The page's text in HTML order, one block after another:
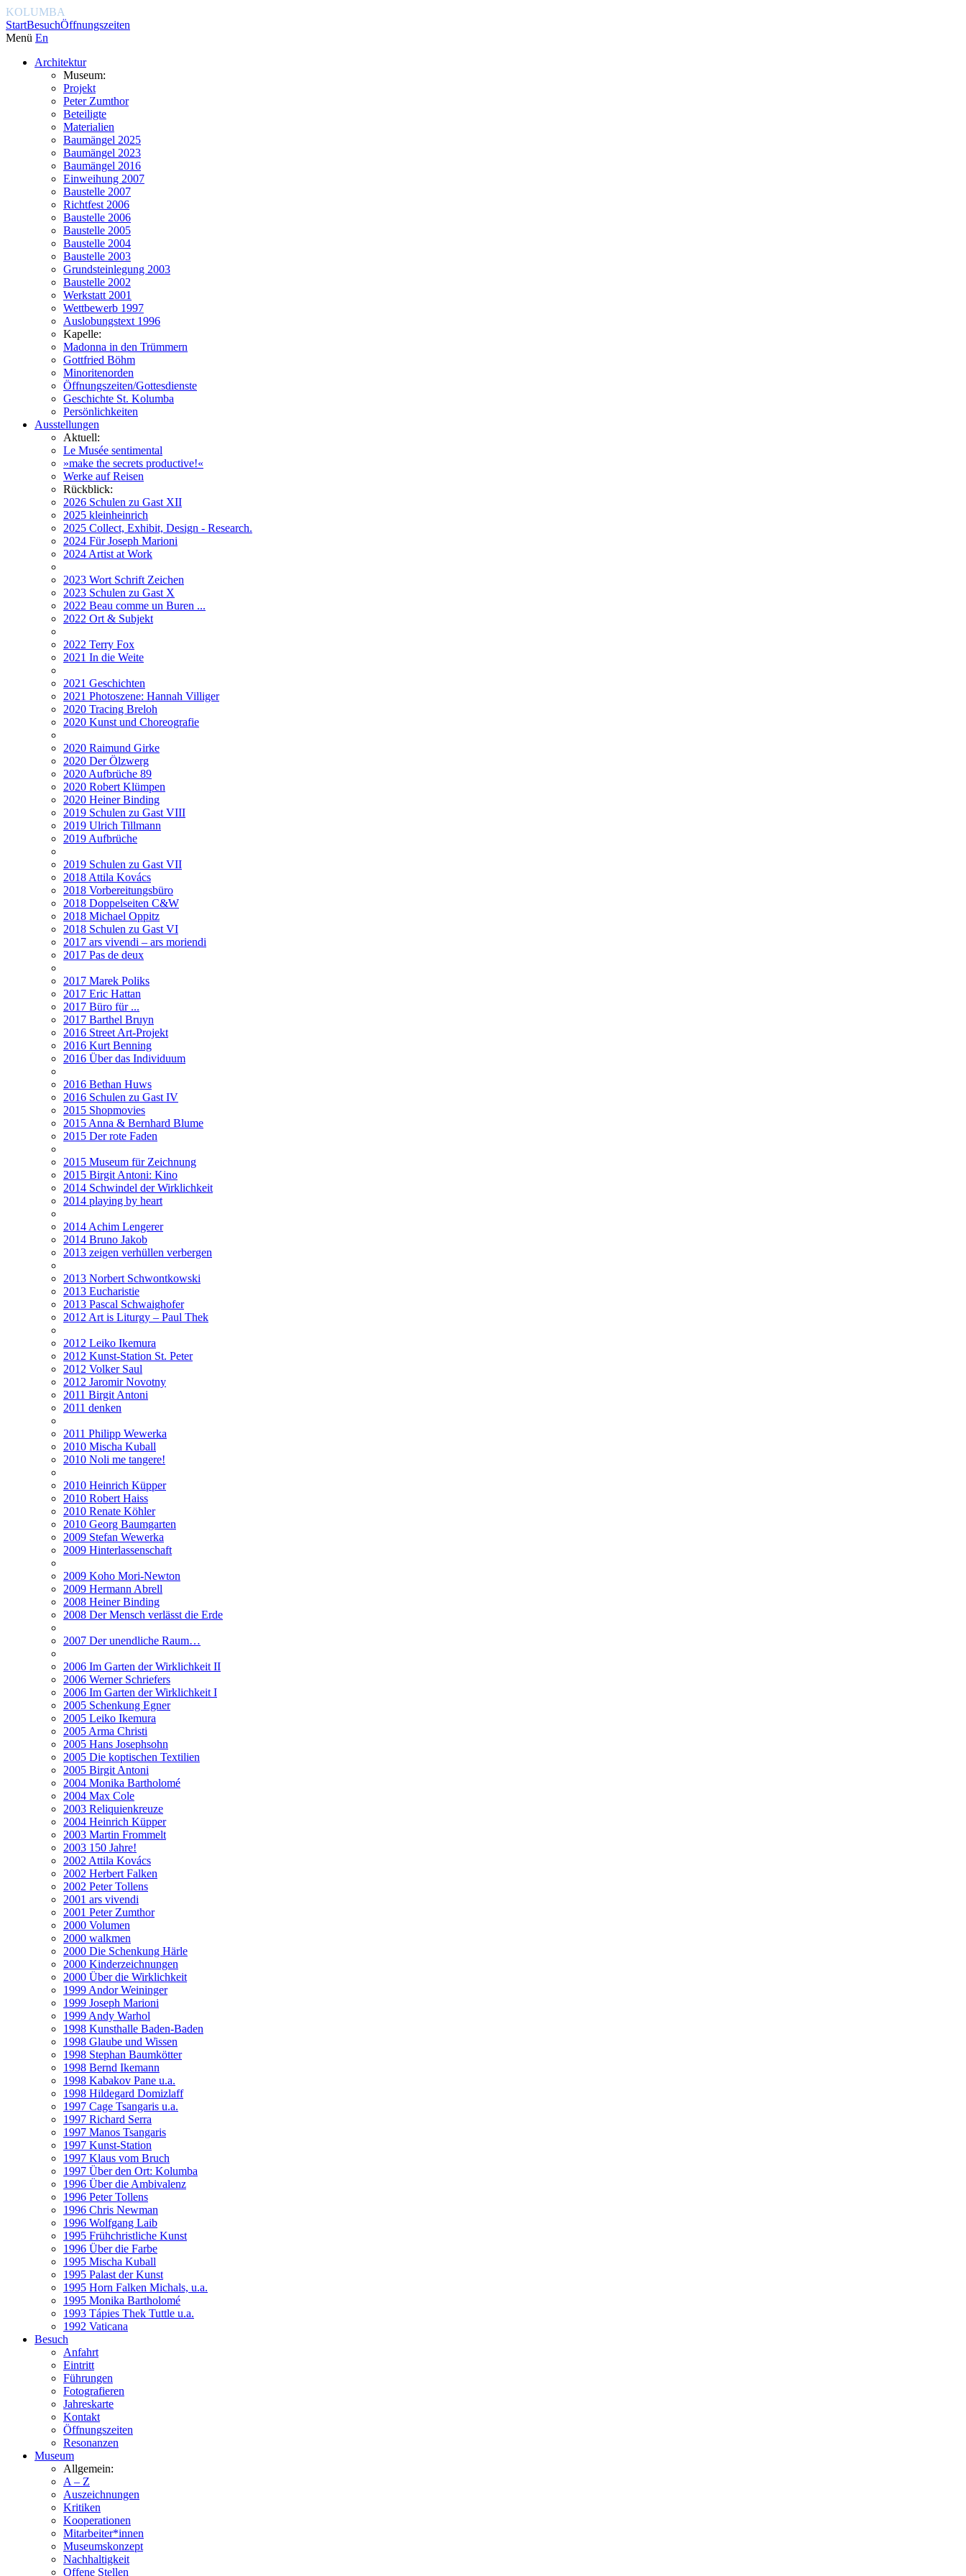
KOLUMBA
StartBesuchÖffnungszeiten
Menü En
Architektur
Museum:
Projekt
Peter Zumthor
Beteiligte
Materialien
Baumängel 2025
Baumängel 2023
Baumängel 2016
Einweihung 2007
Baustelle 2007
Richtfest 2006
Baustelle 2006
Baustelle 2005
Baustelle 2004
Baustelle 2003
Grundsteinlegung 2003
Baustelle 2002
Werkstatt 2001
Wettbewerb 1997
Auslobungstext 1996
Kapelle:
Madonna in den Trümmern
Gottfried Böhm
Minoritenorden
Öffnungszeiten/Gottesdienste
Geschichte St. Kolumba
Persönlichkeiten
Ausstellungen
Aktuell:
Le Musée sentimental
»make the secrets productive!«
Werke auf Reisen
Rückblick:
2026 Schulen zu Gast XII
2025 kleinheinrich
2025 Collect, Exhibit, Design - Research.
2024 Für Joseph Marioni
2024 Artist at Work
2023 Wort Schrift Zeichen
2023 Schulen zu Gast X
2022 Beau comme un Buren ...
2022 Ort & Subjekt
2022 Terry Fox
2021 In die Weite
2021 Geschichten
2021 Photoszene: Hannah Villiger
2020 Tracing Breloh
2020 Kunst und Choreografie
2020 Raimund Girke
2020 Der Ölzwerg
2020 Aufbrüche 89
2020 Robert Klümpen
2020 Heiner Binding
2019 Schulen zu Gast VIII
2019 Ulrich Tillmann
2019 Aufbrüche
2019 Schulen zu Gast VII
2018 Attila Kovács
2018 Vorbereitungsbüro
2018 Doppelseiten C&W
2018 Michael Oppitz
2018 Schulen zu Gast VI
2017 ars vivendi – ars moriendi
2017 Pas de deux
2017 Marek Poliks
2017 Eric Hattan
2017 Büro für ...
2017 Barthel Bruyn
2016 Street Art-Projekt
2016 Kurt Benning
2016 Über das Individuum
2016 Bethan Huws
2016 Schulen zu Gast IV
2015 Shopmovies
2015 Anna & Bernhard Blume
2015 Der rote Faden
2015 Museum für Zeichnung
2015 Birgit Antoni: Kino
2014 Schwindel der Wirklichkeit
2014 playing by heart
2014 Achim Lengerer
2014 Bruno Jakob
2013 zeigen verhüllen verbergen
2013 Norbert Schwontkowski
2013 Eucharistie
2013 Pascal Schwaighofer
2012 Art is Liturgy – Paul Thek
2012 Leiko Ikemura
2012 Kunst-Station St. Peter
2012 Volker Saul
2012 Jaromir Novotny
2011 Birgit Antoni
2011 denken
2011 Philipp Wewerka
2010 Mischa Kuball
2010 Noli me tangere!
2010 Heinrich Küpper
2010 Robert Haiss
2010 Renate Köhler
2010 Georg Baumgarten
2009 Stefan Wewerka
2009 Hinterlassenschaft
2009 Koho Mori-Newton
2009 Hermann Abrell
2008 Heiner Binding
2008 Der Mensch verlässt die Erde
2007 Der unendliche Raum…
2006 Im Garten der Wirklichkeit II
2006 Werner Schriefers
2006 Im Garten der Wirklichkeit I
2005 Schenkung Egner
2005 Leiko Ikemura
2005 Arma Christi
2005 Hans Josephsohn
2005 Die koptischen Textilien
2005 Birgit Antoni
2004 Monika Bartholomé
2004 Max Cole
2003 Reliquienkreuze
2004 Heinrich Küpper
2003 Martin Frommelt
2003 150 Jahre!
2002 Attila Kovács
2002 Herbert Falken
2002 Peter Tollens
2001 ars vivendi
2001 Peter Zumthor
2000 Volumen
2000 walkmen
2000 Die Schenkung Härle
2000 Kinderzeichnungen
2000 Über die Wirklichkeit
1999 Andor Weininger
1999 Joseph Marioni
1999 Andy Warhol
1998 Kunsthalle Baden-Baden
1998 Glaube und Wissen
1998 Stephan Baumkötter
1998 Bernd Ikemann
1998 Kabakov Pane u.a.
1998 Hildegard Domizlaff
1997 Cage Tsangaris u.a.
1997 Richard Serra
1997 Manos Tsangaris
1997 Kunst-Station
1997 Klaus vom Bruch
1997 Über den Ort: Kolumba
1996 Über die Ambivalenz
1996 Peter Tollens
1996 Chris Newman
1996 Wolfgang Laib
1995 Frühchristliche Kunst
1996 Über die Farbe
1995 Mischa Kuball
1995 Palast der Kunst
1995 Horn Falken Michals, u.a.
1995 Monika Bartholomé
1993 Tápies Thek Tuttle u.a.
1992 Vaticana
Besuch
Anfahrt
Eintritt
Führungen
Fotografieren
Jahreskarte
Kontakt
Öffnungszeiten
Resonanzen
Museum
Allgemein:
A – Z
Auszeichnungen
Kritiken
Kooperationen
Mitarbeiter*innen
Museumskonzept
Nachhaltigkeit
Offene Stellen